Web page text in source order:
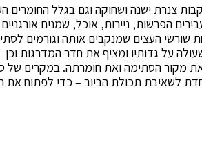
צנרת ישנה ושחוקה וגם בגלל החומרים
הפרשות, ניירות, אוכל, שמנים אורגניים
שורשי העצים שמנקבים אותה וגורמים
על גדותיו ומציף את חדר המדרגות וכן
מקור הסתימה ואת חומרתה. במקרים של
לשאיבת תכולת הביוב – כדי לפתוח את